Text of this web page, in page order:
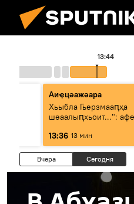
13:44
Аиҿцәажәара
Хьыбла Гьерзмааԥҳа
шәаалыԥхьоит...":
13:36 13 мин
Вчера Сегодня